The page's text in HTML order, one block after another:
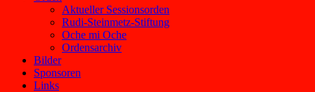
Aktueller Sessionsorden
Rudi-Steinmetz-Stiftung
Oche mi Oche
Ordensarchiv
Bilder
Sponsoren
Links